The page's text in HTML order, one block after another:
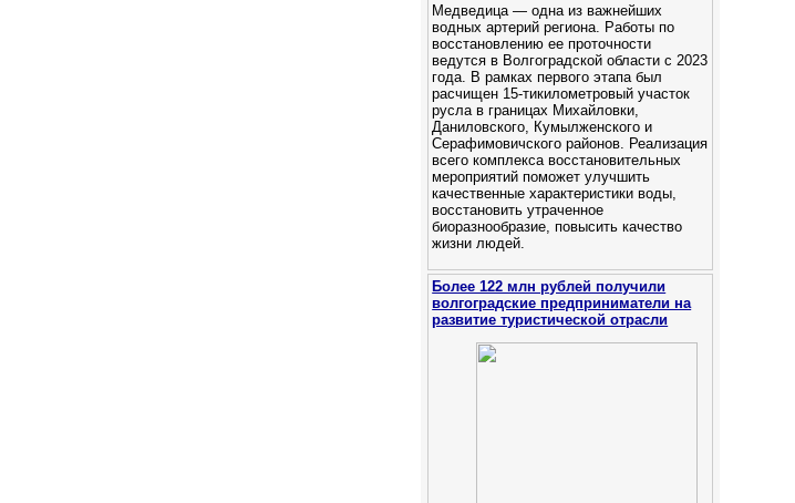
Медведица — одна из важнейших
водных артерий региона. Работы по
восстановлению ее проточности
ведутся в Волгоградской области с 2023
года. В рамках первого этапа был
расчищен 15-тикилометровый участок
русла в границах Михайловки,
Даниловского, Кумылженского и
Серафимовичского районов. Реализация
всего комплекса восстановительных
мероприятий поможет улучшить
качественные характеристики воды,
восстановить утраченное
биоразнообразие, повысить качество
жизни людей.
Более 122 млн рублей получили
волгоградские предприниматели на
развитие туристической отрасли